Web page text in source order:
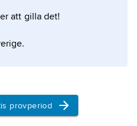
att gilla det!
provperiod